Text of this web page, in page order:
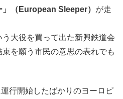
」（European Sleeper） が走
大役を買って出た新興鉄道会
を願う市民の意思の表れでも
行開始したばかりのヨーロピ